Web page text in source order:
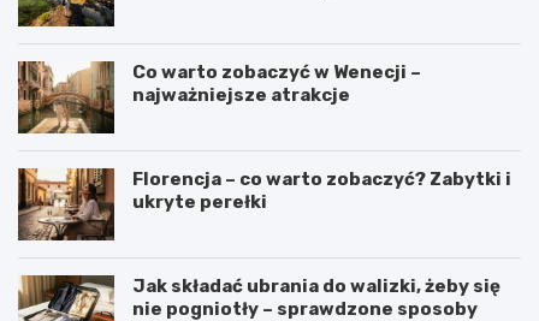
Co warto zobaczyć w Wenecji –
najważniejsze atrakcje
Florencja – co warto zobaczyć? Zabytki i
ukryte perełki
Jak składać ubrania do walizki, żeby się
nie pogniotły – sprawdzone sposoby